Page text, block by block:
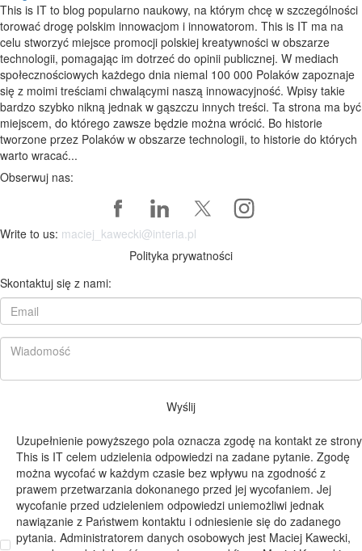
This is IT to blog popularno naukowy, na którym chcę w szczególności
torować drogę polskim innowacjom i innowatorom. This is IT ma na
celu stworzyć miejsce promocji polskiej kreatywności w obszarze
technologii, pomagając im dotrzeć do opinii publicznej. W mediach
społecznościowych każdego dnia niemal 100 000 Polaków zapoznaje
się z moimi treściami chwalącymi naszą innowacyjność. Wpisy takie
bardzo szybko nikną jednak w gąszczu innych treści. Ta strona ma być
miejscem, do którego zawsze będzie można wrócić. Bo historie
tworzone przez Polaków w obszarze technologii, to historie do których
warto wracać...
Obserwuj nas:
Write to us: maciej_kawecki@interia.pl
Polityka prywatności
Skontaktuj się z nami:
Wyślij
Uzupełnienie powyższego pola oznacza zgodę na kontakt ze strony
This is IT celem udzielenia odpowiedzi na zadane pytanie. Zgodę
można wycofać w każdym czasie bez wpływu na zgodność z
prawem przetwarzania dokonanego przed jej wycofaniem. Jej
wycofanie przed udzieleniem odpowiedzi uniemożliwi jednak
nawiązanie z Państwem kontaktu i odniesienie się do zadanego
pytania. Administratorem danych osobowych jest Maciej Kawecki,